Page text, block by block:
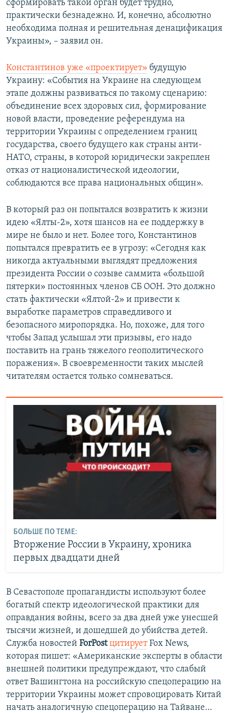
сформировать такой орган будет трудно,
практически безнадежно. И, конечно, абсолютно
необходима полная и решительная денацификация
Украины», – заявил он.
Константинов уже «проектирует» будущую
Украину: «События на Украине на следующем
этапе должны развиваться по такому сценарию:
объединение всех здоровых сил, формирование
новой власти, проведение референдума на
территории Украины с определением границ
государства, своего будущего как страны анти-
НАТО, страны, в которой юридически закреплен
отказ от националистической идеологии,
соблюдаются все права национальных общин».
В который раз он попытался возвратить к жизни
идею «Ялты-2», хотя шансов на ее поддержку в
мире не было и нет. Более того, Константинов
попытался превратить ее в угрозу: «Сегодня как
никогда актуальными выглядят предложения
президента России о созыве саммита «большой
пятерки» постоянных членов СБ ООН. Это должно
стать фактически «Ялтой-2» и привести к
выработке параметров справедливого и
безопасного миропорядка. Но, похоже, для того
чтобы Запад услышал эти призывы, его надо
поставить на грань тяжелого геополитического
поражения». В своевременности таких мыслей
читателям остается только сомневаться.
БОЛЬШЕ ПО ТЕМЕ:
Вторжение России в Украину, хроника
первых двадцати дней
В Севастополе пропагандисты используют более
богатый спектр идеологической практики для
оправдания войны, всего за два дней уже унесшей
тысячи жизней, и дошедшей до убийства детей.
Служба новостей ForPost цитируетFox News,
которая пишет: «Американские эксперты в области
внешней политики предупреждают, что слабый
ответ Вашингтона на российскую спецоперацию на
территории Украины может спровоцировать Китай
начать аналогичную спецоперацию на Тайване…